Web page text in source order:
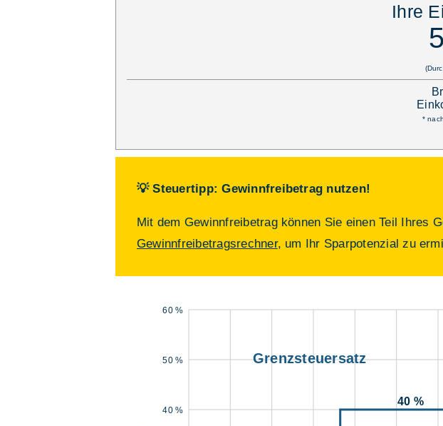
Ihre
*
💡 Steuertipp: Gewinnfreibetrag nutzen!
Mit dem Gewinnfreibetrag können Sie einen Teil Ihres
Gewinnfreibetragsrechner, um Ihr Sparpotenzial zu
40 %
50 %
60 %
Grenzsteuersatz
40 %